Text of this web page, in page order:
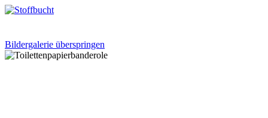
Bildergalerie überspringen